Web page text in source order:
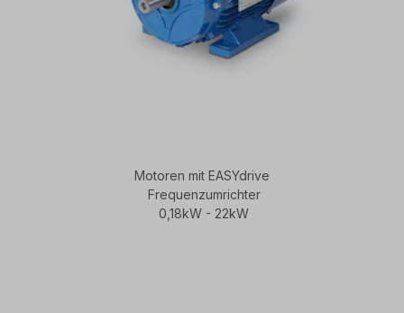
Motoren mit EASYdrive
Frequenzumrichter
0,18kW - 22kW